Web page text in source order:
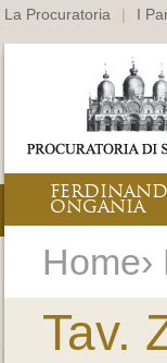
La Procuratoria | I
ONGANIA
Tav.